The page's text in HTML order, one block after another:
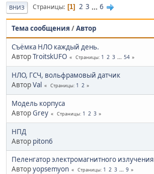
ВНИЗ Страницы 1 2 3 ... 6
Тема сообщения /Автор
Съёмка НЛО каждый день.
АвторTroitskUFO Страницы 1 2 3 ... 54
НЛО, ГСЧ, вольфрамовый датчик
АвторVal Страницы 1 2
Модель корпуса
АвторGrey Страницы 1 2 3
НПД
Автор piton6
Пеленгатор электромагнитного излучения
Авторyopsemyon Страницы 1 2 3 ... 9